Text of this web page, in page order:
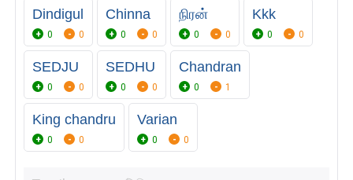
Dindigul
0 0
Chinna
0 0
நிரன்
0 0
Kkk
0 0
SEDJU
0 0
SEDHU
0 0
Chandran
0 1
King chandru
0 0
Varian
0 0